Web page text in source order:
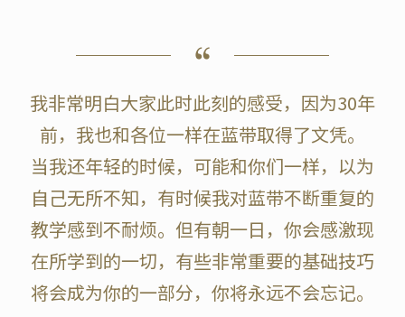
我非常明白大家此时此刻的感受，因为30年
前，我也和各位一样在蓝带取得了文凭。
当我还年轻的时候，可能和你们一样，以为
自己无所不知，有时候我对蓝带不断重复的
教学感到不耐烦。但有朝一日，你会感激现
在所学到的一切，有些非常重要的基础技巧
将会成为你的一部分，你将永远不会忘记。